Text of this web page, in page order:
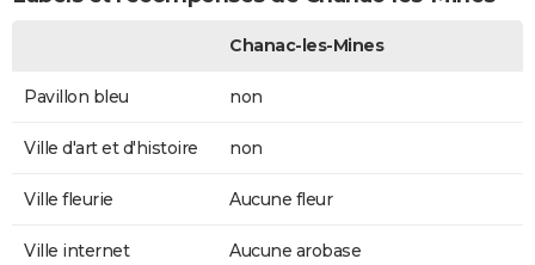
Chanac-les-Mines
Pavillon bleu non
Ville d'art et d'histoire non
Ville fleurie Aucune fleur
Ville internet Aucune arobase